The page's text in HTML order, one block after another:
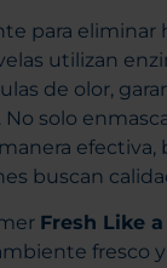
para eliminar
utilizan
de olor,
solo
efectiva,
buscan
Fresh Like a
fresco